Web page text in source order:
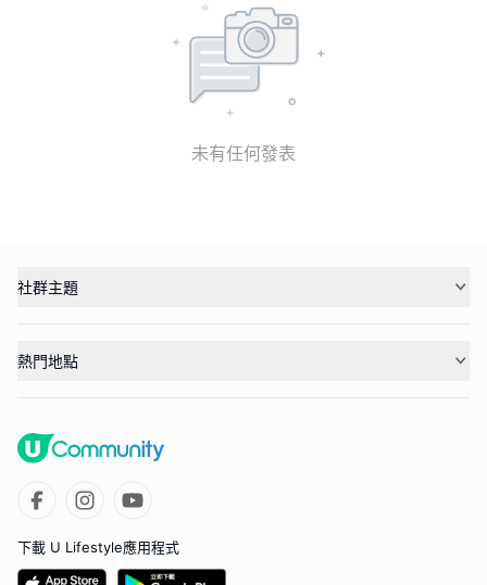
未有任何發表
社群主題
熱門地點
下載 U Lifestyle應用程式